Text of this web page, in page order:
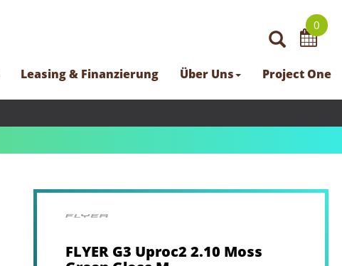
0
Leasing & Finanzierung Über Uns Project One
FLYER G3 Uproc2 2.10 Moss